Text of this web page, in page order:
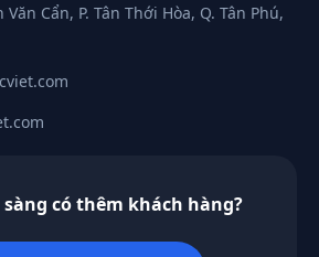
Cẩn, P. Tân Thới Hòa, Q. Tân Phú,
sàng có thêm khách hàng?